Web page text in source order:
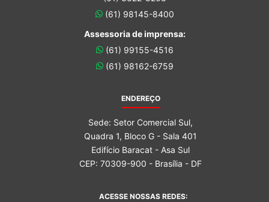
(61) 98145-8400
Assessoria de imprensa:
(61) 99155-4516
(61) 98162-6759
ENDEREÇO
Sede: Setor Comercial Sul,
Quadra 1, Bloco G - Sala 401
Edifício Baracat - Asa Sul
CEP: 70309-900 - Brasília - DF
ACESSE NOSSAS REDES: